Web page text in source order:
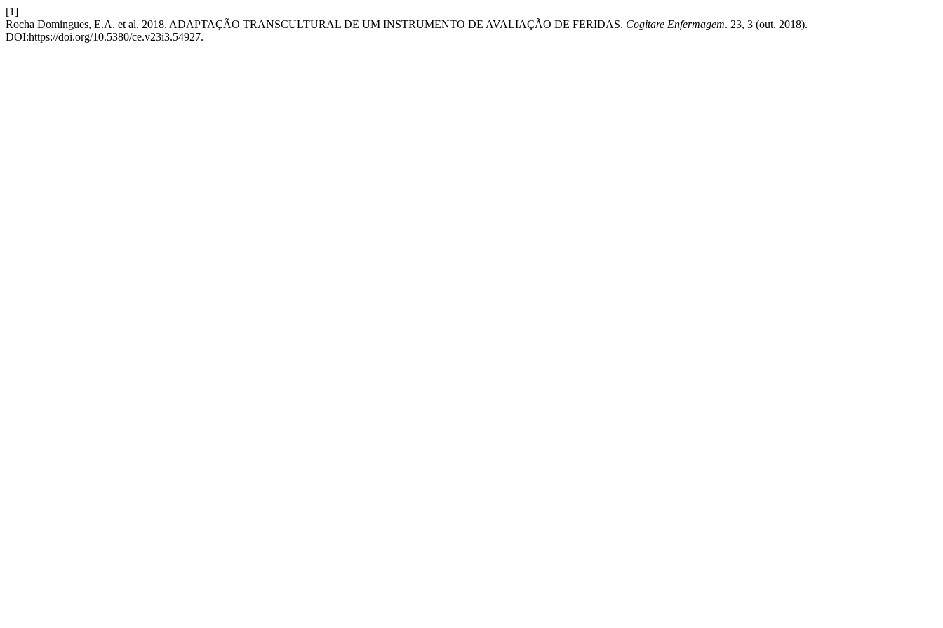
[1]
Rocha Domingues, E.A. et al. 2018. ADAPTAÇÃO TRANSCULTURAL DE UM INSTRUMENTO DE AVALIAÇÃO DE FERIDAS. Cogitare Enfermagem. 23, 3 (out. 2018).
DOI:https://doi.org/10.5380/ce.v23i3.54927.